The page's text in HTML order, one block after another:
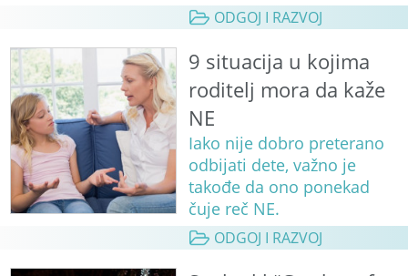
ODGOJ I RAZVOJ
9 situacija u kojima
roditelj mora da kaže
NE
Iako nije dobro preterano
odbijati dete, važno je
takođe da ono ponekad
čuje reč NE.
ODGOJ I RAZVOJ